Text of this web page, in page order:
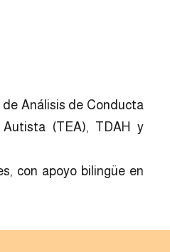
Análisis de Conducta
(TEA), TDAH y
con apoyo bilingüe en